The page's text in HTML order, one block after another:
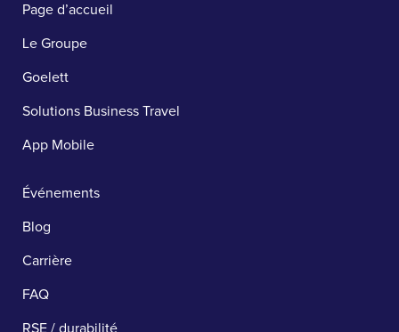
Page d’accueil
Le Groupe
Goelett
Solutions Business Travel
App Mobile
Événements
Blog
Carrière
FAQ
RSE / durabilité